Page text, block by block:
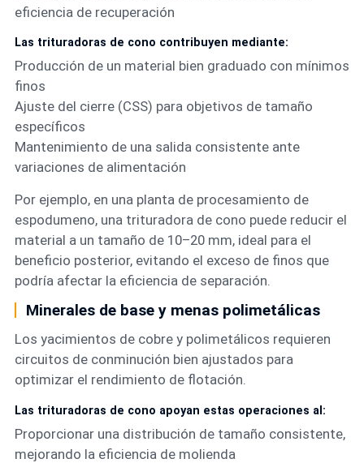
eficiencia de recuperación
Las trituradoras de cono contribuyen mediante:
Producción de un material bien graduado con mínimos
finos
Ajuste del cierre (CSS) para objetivos de tamaño
específicos
Mantenimiento de una salida consistente ante
variaciones de alimentación
Por ejemplo, en una planta de procesamiento de
espodumeno, una trituradora de cono puede reducir el
material a un tamaño de 10–20 mm, ideal para el
beneficio posterior, evitando el exceso de finos que
podría afectar la eficiencia de separación.
Minerales de base y menas polimetálicas
Los yacimientos de cobre y polimetálicos requieren
circuitos de conminución bien ajustados para
optimizar el rendimiento de flotación.
Las trituradoras de cono apoyan estas operaciones al:
Proporcionar una distribución de tamaño consistente,
mejorando la eficiencia de molienda